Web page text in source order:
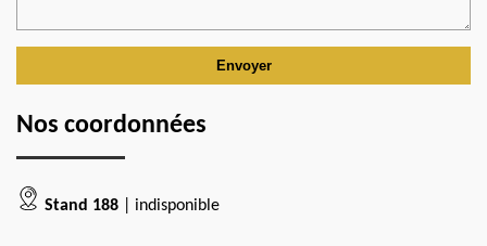
Nos coordonnées
Stand 188 | indisponible